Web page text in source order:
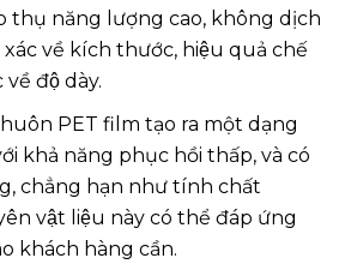
thụ năng lượng cao, không dịch
về kích thước, hiệu quả chế
độ dày.
PET film tạo ra một dạng
khả năng phục hồi thấp, và có
chẳng hạn như tính chất
vật liệu này có thể đáp ứng
khách hàng cần.